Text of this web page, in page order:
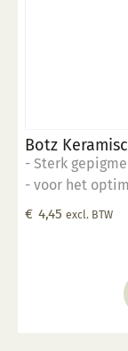
Botz
- Sterk
- voor het
het oppervlak
€ 4,45 excl. BTW